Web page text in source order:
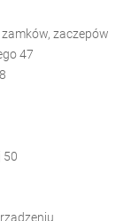
zaczepów
47
50